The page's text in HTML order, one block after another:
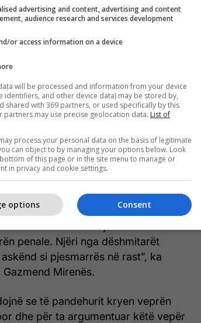
ka konfirmuar për KALLXO.com
mbahet seanca gjyqësore e këtij
por nga ajo që e kemi kuptu
rezulton se i mbrojturi im nuk ka
penale. Njëri nga dëshmitarët
si pjesmarrës në rast”, ka
Mirenës.
se të pandehurit kryen veprën
dhe për ta argumentuar këtë vepër
advertising and content, advertising and content
audience research and services development
or access information on a device
will be processed and information from your device
identifiers, and other device data) may be stored by,
shared with 369 partners, or used specifically by this
partners may use precise geolocation data. List of
process your personal data on the basis of legitimate
can object to by managing your options below. Look
of this page or in the site menu to manage or
in privacy and cookie settings.
Consent
options